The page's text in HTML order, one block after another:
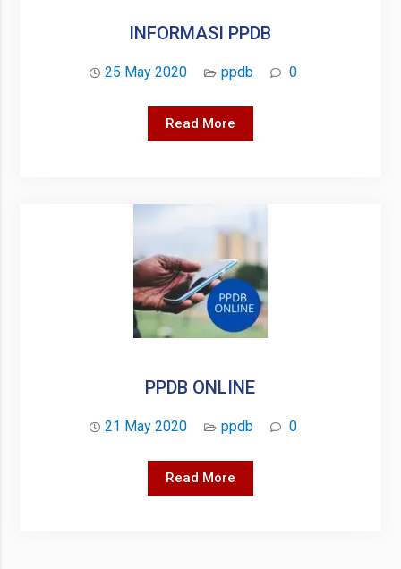
INFORMASI PPDB
25 May 2020 ppdb 0
Read MoreINFORMASI
PPDB
PPDB ONLINE
21 May 2020 ppdb 0
Read MorePPDB
ONLINE